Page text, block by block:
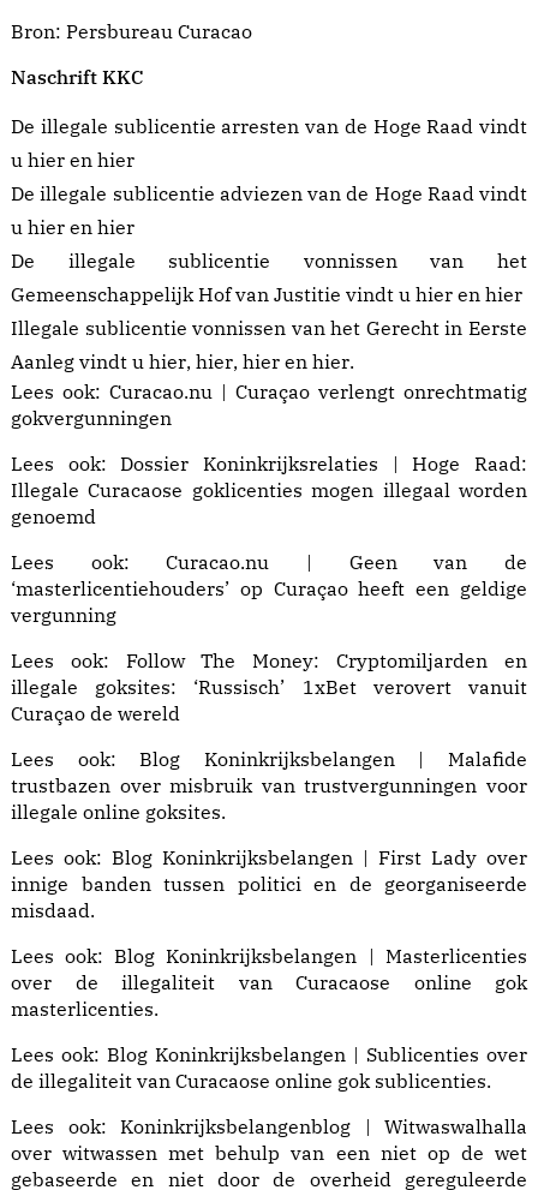
Bron: Persbureau Curacao
Naschrift KKC
De illegale sublicentie arresten van de Hoge Raad vindt
u hier en hier
De illegale sublicentie adviezen van de Hoge Raad vindt
u hier en hier
De illegale sublicentie vonnissen van het
Gemeenschappelijk Hof van Justitie vindt u hier en hier
Illegale sublicentie vonnissen van het Gerecht in Eerste
Aanleg vindt u hier, hier, hier en hier.
Lees ook: Curacao.nu | Curaçao verlengt onrechtmatig
gokvergunningen
Lees ook: Dossier Koninkrijksrelaties | Hoge Raad:
Illegale Curacaose goklicenties mogen illegaal worden
genoemd
Lees ook: Curacao.nu | Geen van de
‘masterlicentiehouders’ op Curaçao heeft een geldige
vergunning
Lees ook: Follow The Money: Cryptomiljarden en
illegale goksites: ‘Russisch’ 1xBet verovert vanuit
Curaçao de wereld
Lees ook: Blog Koninkrijksbelangen | Malafide
trustbazen over misbruik van trustvergunningen voor
illegale online goksites.
Lees ook: Blog Koninkrijksbelangen | First Lady over
innige banden tussen politici en de georganiseerde
misdaad.
Lees ook: Blog Koninkrijksbelangen | Masterlicenties
over de illegaliteit van Curacaose online gok
masterlicenties.
Lees ook: Blog Koninkrijksbelangen | Sublicenties over
de illegaliteit van Curacaose online gok sublicenties.
Lees ook: Koninkrijksbelangenblog | Witwaswalhalla
over witwassen met behulp van een niet op de wet
gebaseerde en niet door de overheid gereguleerde